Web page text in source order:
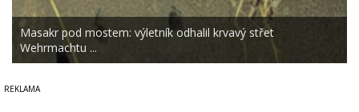
Masakr pod mostem: výletník odhalil krvavý střet
Wehrmachtu ...